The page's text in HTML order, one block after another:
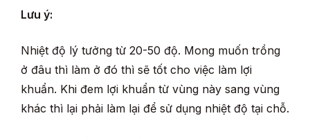
Lưu ý:
Nhiệt độ lý tưởng từ 20-50 độ. Mong muốn trồng
ở đâu thì làm ở đó thì sẽ tốt cho việc làm lợi
khuẩn. Khi đem lợi khuẩn từ vùng này sang vùng
khác thì lại phải làm lại để sử dụng nhiệt độ tại chỗ.